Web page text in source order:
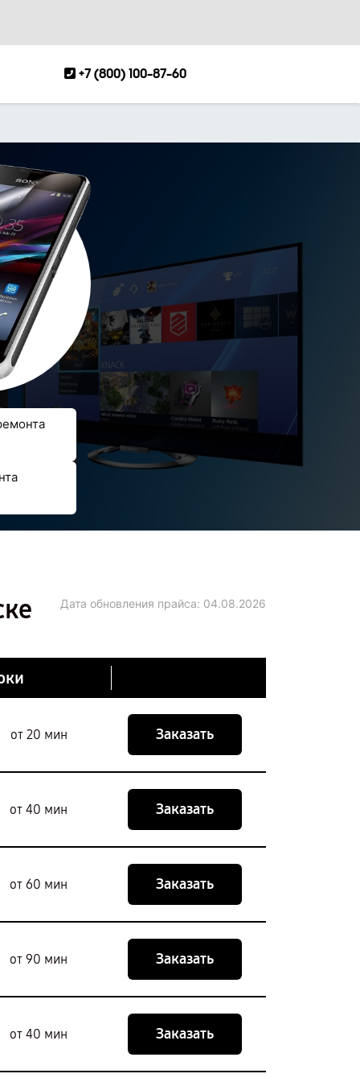
+7 (800) 100-87-60
Дата обновления прайса: 04.08.2026
от 20 мин Заказать
от 40 мин Заказать
от 60 мин Заказать
от 90 мин Заказать
от 40 мин Заказать